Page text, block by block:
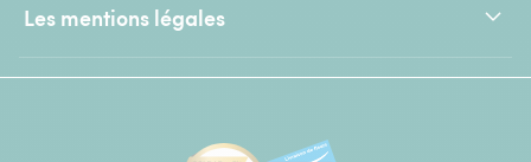
Les mentions légales